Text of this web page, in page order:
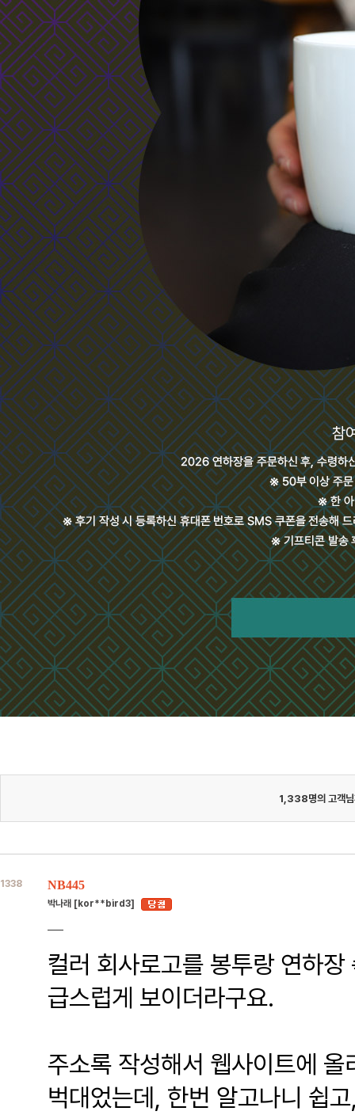
1,338명의 고객
1338 NB445
박나래 [kor**bird3]
컬러 회사로고를 봉투랑 연하
급스럽게 보이더라구요.
주소록 작성해서 웹사이트에 올
벅대었는데, 한번 알고나니 쉽